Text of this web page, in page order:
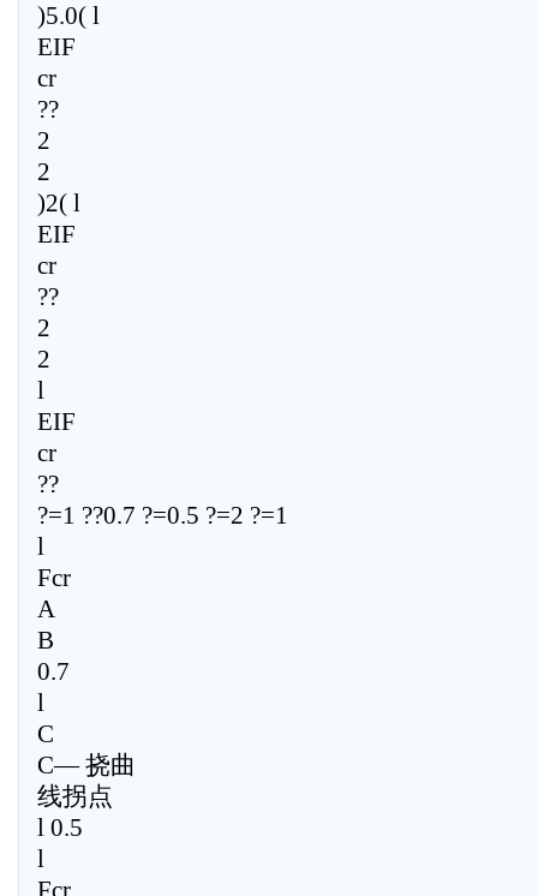
)5.0( l
EIF
cr
??
2
2
)2( l
EIF
cr
??
2
2
l
EIF
cr
??
?=1 ??0.7 ?=0.5 ?=2 ?=1
l
Fcr
A
B
0.7
l
C
C— 挠曲
线拐点
l 0.5
l
Fcr